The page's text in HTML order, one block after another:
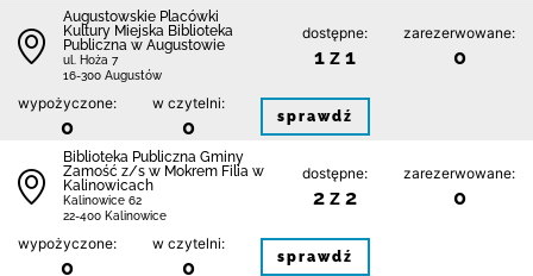
Augustowskie Placówki
Kultury Miejska Biblioteka
Publiczna w Augustowie
ul. Hoża 7
16-300 Augustów
dostępne:
1 z 1
zarezerwowane:
0
wypożyczone:
0
w czytelni:
0 sprawdź
Biblio­teka Publiczna Gminy
Zamość z/s w Mokrem Filia w
Kalinowicach
Kalinowice 62
22-400 Kalinowice
dostępne:
2 z 2
zarezerwowane:
0
wypożyczone:
0
w czytelni:
0 sprawdź